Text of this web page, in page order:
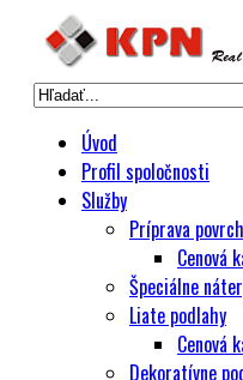
Úvod
Profil spoločnosti
Služby
Príprava
Cenová
Špeciálne
Liate podlahy
Cenová
Dekoratívne